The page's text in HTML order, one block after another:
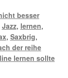
besser
Jazz, lernen,
, Saxbrig,
der reihe
lernen sollte